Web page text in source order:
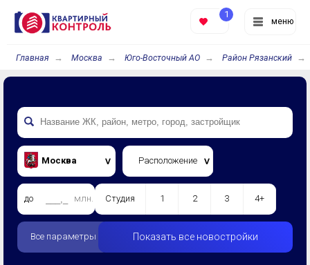
меню
1
Главная Москва Юго-Восточный АО Район Рязанский
Москва Расположение
до млн. Студия 1 2 3 4+
Все параметры Показать все новостройки